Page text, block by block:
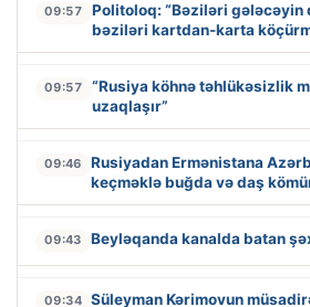
09:57
Politoloq: “Bəziləri gələcəyin
bəziləri kartdan-karta
09:57
“Rusiya köhnə təhlükəsizlik
uzaqlaşır”
09:46
Rusiyadan Ermənistana
keçməklə buğda və daş
09:43 Beyləqanda kanalda batan
09:34 Süleyman Kərimovun